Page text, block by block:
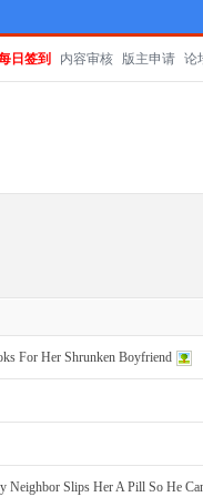
日签到 内容审核 版主申请 论
For Her Shrunken Boyfriend
Neighbor Slips Her A Pill So He